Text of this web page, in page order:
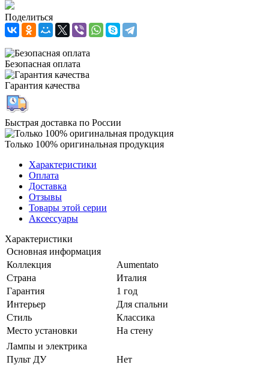
Поделиться
Безопасная оплата
Гарантия качества
Быстрая доставка по России
Только 100% оригинальная продукция
Характеристики
Оплата
Доставка
Отзывы
Товары этой серии
Аксессуары
Характеристики
Основная информация
Коллекция
Aumentato
Страна
Италия
Гарантия
1 год
Интерьер
Для спальни
Стиль
Классика
Место установки
На стену
Лампы и электрика
Пульт ДУ
Нет